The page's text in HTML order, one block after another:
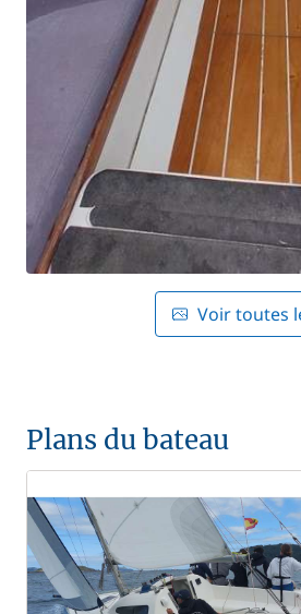
Voir toutes
Plans du bateau